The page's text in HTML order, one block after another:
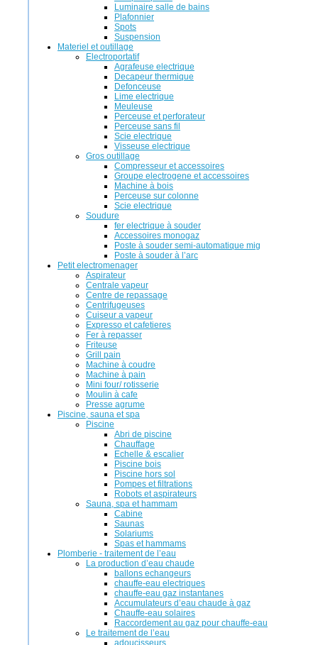
Luminaire salle de bains
Plafonnier
Spots
Suspension
Materiel et outillage
Electroportatif
Agrafeuse electrique
Decapeur thermique
Defonceuse
Lime electrique
Meuleuse
Perceuse et perforateur
Perceuse sans fil
Scie electrique
Visseuse electrique
Gros outillage
Compresseur et accessoires
Groupe electrogene et accessoires
Machine à bois
Perceuse sur colonne
Scie electrique
Soudure
fer electrique à souder
Accessoires monogaz
Poste à souder semi-automatique mig
Poste à souder à l’arc
Petit electromenager
Aspirateur
Centrale vapeur
Centre de repassage
Centrifugeuses
Cuiseur a vapeur
Expresso et cafetieres
Fer à repasser
Friteuse
Grill pain
Machine à coudre
Machine à pain
Mini four/ rotisserie
Moulin à cafe
Presse agrume
Piscine, sauna et spa
Piscine
Abri de piscine
Chauffage
Echelle & escalier
Piscine bois
Piscine hors sol
Pompes et filtrations
Robots et aspirateurs
Sauna, spa et hammam
Cabine
Saunas
Solariums
Spas et hammams
Plomberie - traitement de l’eau
La production d’eau chaude
ballons echangeurs
chauffe-eau electriques
chauffe-eau gaz instantanes
Accumulateurs d’eau chaude à gaz
Chauffe-eau solaires
Raccordement au gaz pour chauffe-eau
Le traitement de l’eau
adoucisseurs